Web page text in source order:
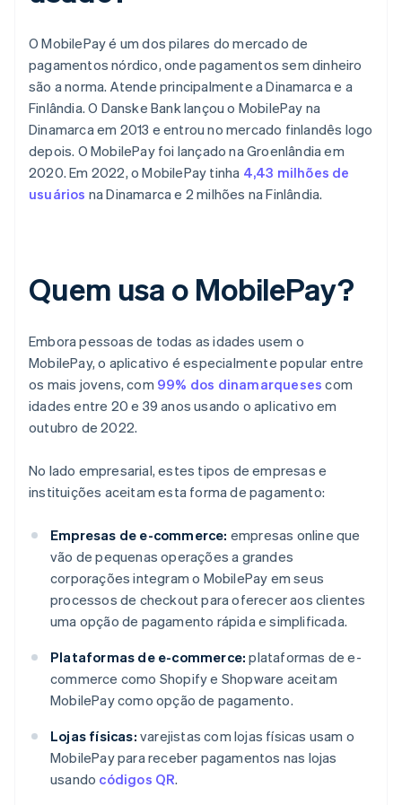
O MobilePay é um dos pilares do mercado de
pagamentos nórdico, onde pagamentos sem dinheiro
são a norma. Atende principalmente a Dinamarca e a
Finlândia. O Danske Bank lançou o MobilePay na
Dinamarca em 2013 e entrou no mercado finlandês logo
depois. O MobilePay foi lançado na Groenlândia em
2020. Em 2022, o MobilePay tinha 4,43 milhões de
usuários na Dinamarca e 2 milhões na Finlândia.
Quem usa o MobilePay?
Embora pessoas de todas as idades usem o
MobilePay, o aplicativo é especialmente popular entre
os mais jovens, com 99% dos dinamarqueses com
idades entre 20 e 39 anos usando o aplicativo em
outubro de 2022.
No lado empresarial, estes tipos de empresas e
instituições aceitam esta forma de pagamento:
Empresas de e-commerce: empresas online que
vão de pequenas operações a grandes
corporações integram o MobilePay em seus
processos de checkout para oferecer aos clientes
uma opção de pagamento rápida e simplificada.
Plataformas de e-commerce: plataformas de e-
commerce como Shopify e Shopware aceitam
MobilePay como opção de pagamento.
Lojas físicas: varejistas com lojas físicas usam o
MobilePay para receber pagamentos nas lojas
usando códigos QR.